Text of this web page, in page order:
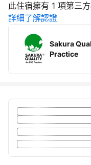
此住宿擁有 1 項第三
詳細了解認證
Sakura
Practice